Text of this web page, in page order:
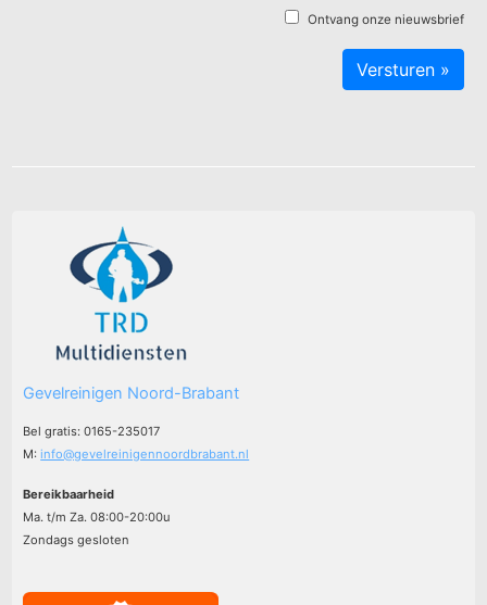
Ontvang onze nieuwsbrief
Gevelreinigen Noord-Brabant
Bel gratis: 0165-235017
M:info@gevelreinigennoordbrabant.nl
Bereikbaarheid
Ma. t/m Za. 08:00-20:00u
Zondags gesloten